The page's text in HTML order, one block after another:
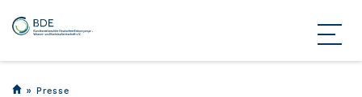
Presse